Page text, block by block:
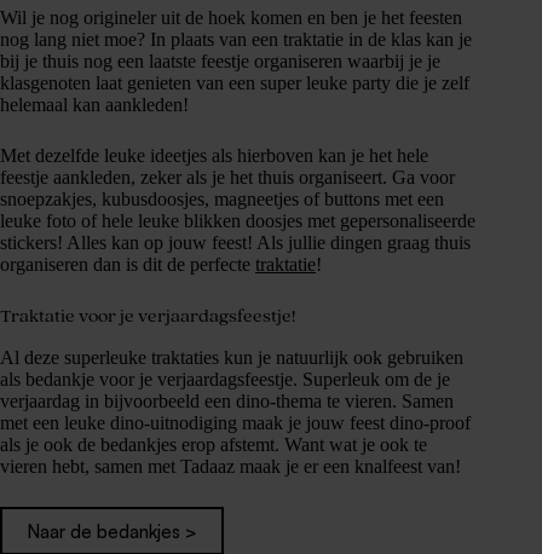
Wil je nog origineler uit de hoek komen en ben je het feesten
nog lang niet moe? In plaats van een traktatie in de klas kan je
bij je thuis nog een laatste feestje organiseren waarbij je je
klasgenoten laat genieten van een super leuke party die je zelf
helemaal kan aankleden!
Met dezelfde leuke ideetjes als hierboven kan je het hele
feestje aankleden, zeker als je het thuis organiseert. Ga voor
snoepzakjes, kubusdoosjes, magneetjes of buttons met een
leuke foto of hele leuke blikken doosjes met gepersonaliseerde
stickers! Alles kan op jouw feest! Als jullie dingen graag thuis
organiseren dan is dit de perfecte traktatie!
Traktatie voor je verjaardagsfeestje!
Al deze superleuke traktaties kun je natuurlijk ook gebruiken
als bedankje voor je verjaardagsfeestje. Superleuk om de je
verjaardag in bijvoorbeeld een dino-thema te vieren. Samen
met een leuke dino-uitnodiging maak je jouw feest dino-proof
als je ook de bedankjes erop afstemt. Want wat je ook te
vieren hebt, samen met Tadaaz maak je er een knalfeest van!
Naar de bedankjes >